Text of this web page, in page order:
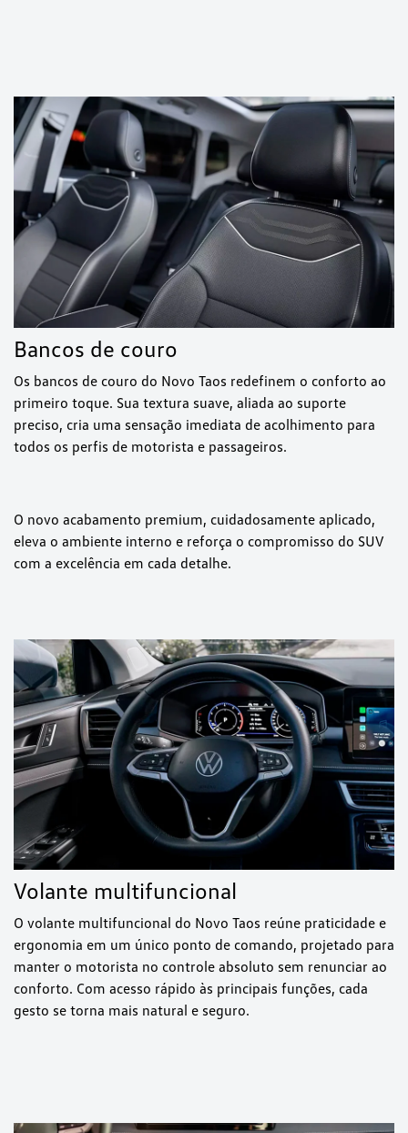
Bancos de couro
Os bancos de couro do Novo Taos redefinem o conforto ao
primeiro toque. Sua textura suave, aliada ao suporte
preciso, cria uma sensação imediata de acolhimento para
todos os perfis de motorista e passageiros.
O novo acabamento premium, cuidadosamente aplicado,
eleva o ambiente interno e reforça o compromisso do SUV
com a excelência em cada detalhe.
Volante multifuncional
O volante multifuncional do Novo Taos reúne praticidade e
ergonomia em um único ponto de comando, projetado para
manter o motorista no controle absoluto sem renunciar ao
conforto. Com acesso rápido às principais funções, cada
gesto se torna mais natural e seguro.